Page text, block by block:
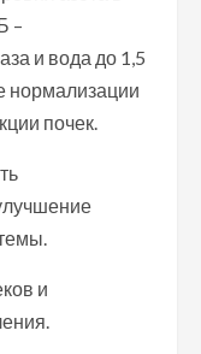
–
и вода до 1,5
нормализации
почек.
и